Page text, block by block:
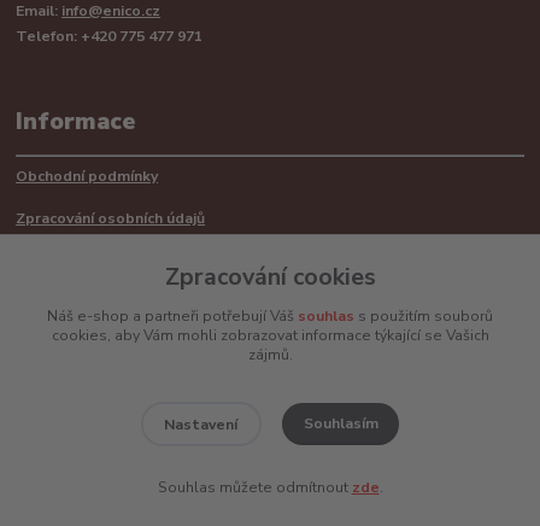
Email: info@enico.cz
Telefon: +420 775 477 971
Informace
Obchodní podmínky
Zpracování osobních údajů
Mimosoudní řešení sporů ADR
Vytvořeno na
Eshop-rychle.cz
Zpracování cookies
Náš e-shop a partneři potřebují Váš souhlas s použitím souborů
cookies, aby Vám mohli zobrazovat informace týkající se Vašich
zájmů.
Nastavení Souhlasím
Souhlas můžete odmítnout zde.